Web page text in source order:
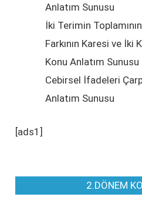
Anlatım Sunusu
İki Terimin
Farkının Karesi ve İki
Konu Anlatım Sunusu
Cebirsel İfadeleri
Anlatım Sunusu
[ads1]
2.DÖNEM